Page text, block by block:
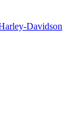
Davidson